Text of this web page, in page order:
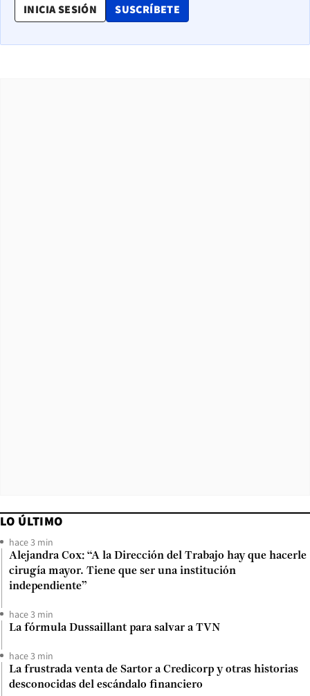
INICIA SESIÓN SUSCRÍBETE
OPENS IN NEW WINDOW
LO ÚLTIMO
hace 3 min
Alejandra Cox: “A la Dirección del Trabajo hay que hacerle
cirugía mayor. Tiene que ser una institución
independiente”
hace 3 min
La fórmula Dussaillant para salvar a TVN
hace 3 min
La frustrada venta de Sartor a Credicorp y otras historias
desconocidas del escándalo financiero